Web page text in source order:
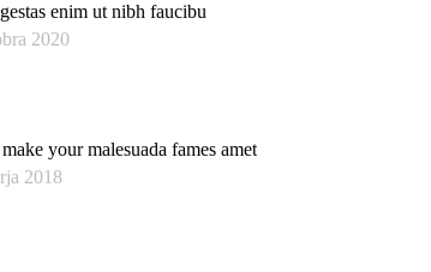
enim ut nibh faucibu
2020
your malesuada fames amet
2018